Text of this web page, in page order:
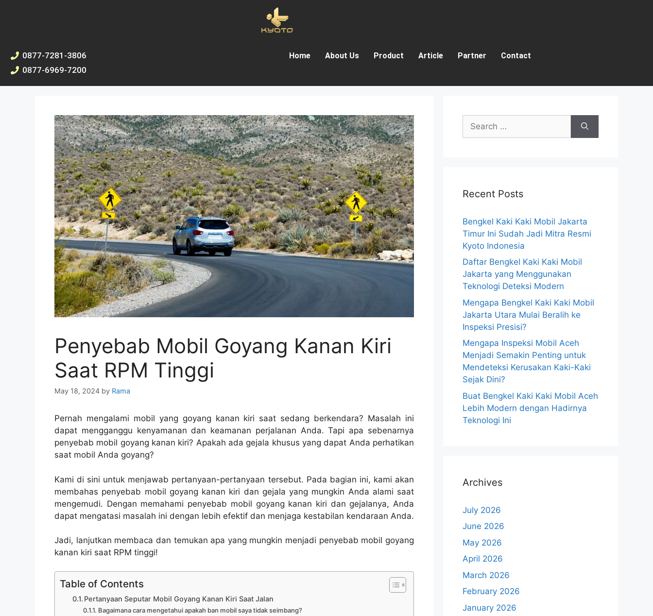
0877-7281-3806
0877-6969-7200
Home About Us Product Article Partner Contact
Penyebab Mobil Goyang Kanan Kiri
Saat RPM Tinggi
May 18, 2024 by Rama
Pernah mengalami mobil yang goyang kanan kiri saat sedang berkendara? Masalah ini
dapat mengganggu kenyamanan dan keamanan perjalanan Anda. Tapi apa sebenarnya
penyebab mobil goyang kanan kiri? Apakah ada gejala khusus yang dapat Anda perhatikan
saat mobil Anda goyang?
Kami di sini untuk menjawab pertanyaan-pertanyaan tersebut. Pada bagian ini, kami akan
membahas penyebab mobil goyang kanan kiri dan gejala yang mungkin Anda alami saat
mengemudi. Dengan memahami penyebab mobil goyang kanan kiri dan gejalanya, Anda
dapat mengatasi masalah ini dengan lebih efektif dan menjaga kestabilan kendaraan Anda.
Jadi, lanjutkan membaca dan temukan apa yang mungkin menjadi penyebab mobil goyang
kanan kiri saat RPM tinggi!
Table of Contents
Pertanyaan Seputar Mobil Goyang Kanan Kiri Saat Jalan
Bagaimana cara mengetahui apakah ban mobil saya tidak seimbang?
Recent Posts
Bengkel Kaki Kaki Mobil Jakarta
Timur Ini Sudah Jadi Mitra Resmi
Kyoto Indonesia
Daftar Bengkel Kaki Kaki Mobil
Jakarta yang Menggunakan
Teknologi Deteksi Modern
Mengapa Bengkel Kaki Kaki Mobil
Jakarta Utara Mulai Beralih ke
Inspeksi Presisi?
Mengapa Inspeksi Mobil Aceh
Menjadi Semakin Penting untuk
Mendeteksi Kerusakan Kaki-Kaki
Sejak Dini?
Buat Bengkel Kaki Kaki Mobil Aceh
Lebih Modern dengan Hadirnya
Teknologi Ini
Archives
July 2026
June 2026
May 2026
April 2026
March 2026
February 2026
January 2026